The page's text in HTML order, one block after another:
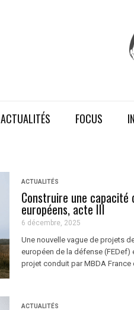
ACTUALITÉS FOCUS
ACTUALITÉS
Construire une
européens, acte III
6 décembre, 2025
Une nouvelle vague de projets
européen de la défense (FEDef)
projet conduit par MBDA France
ACTUALITÉS